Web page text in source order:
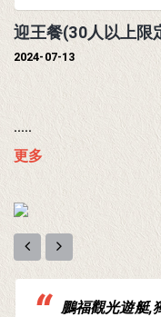
迎王餐(30人以上限
2024-07-13
.....
更多
鵬福觀光遊艇,